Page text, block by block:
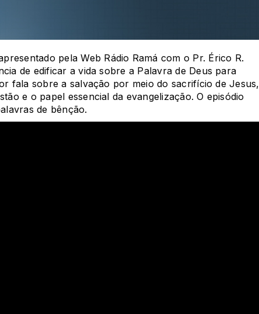
pela Web Rádio Ramá com o Pr. Érico R.
de edificar a vida sobre a Palavra de Deus para
fala sobre a salvação por meio do sacrifício de Jesus,
e o papel essencial da evangelização. O episódio
de bênção.